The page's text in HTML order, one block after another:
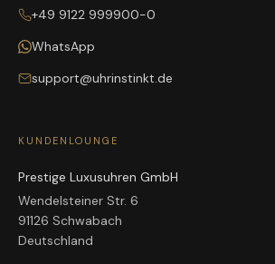
+49 9122 999900-0
WhatsApp
support@uhrinstinkt.de
KUNDENLOUNGE
Prestige Luxusuhren GmbH
Wendelsteiner Str. 6
91126 Schwabach
Deutschland